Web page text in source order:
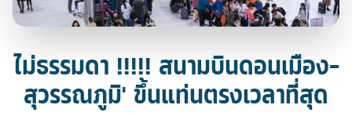
ไม่ธรรมดา !!!!! สนามบินดอนเมือง-
สุวรรณภูมิ' ขึ้นแท่นตรงเวลาที่สุด